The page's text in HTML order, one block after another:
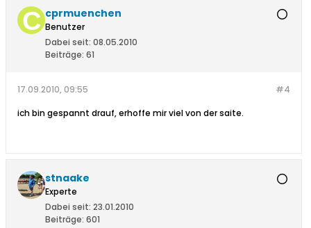
cprmuenchen
Benutzer
Dabei seit: 08.05.2010
Beiträge: 61
#4
17.09.2010, 09:55
ich bin gespannt drauf, erhoffe mir viel von der saite.
stnaake
Experte
Dabei seit: 23.01.2010
Beiträge: 601